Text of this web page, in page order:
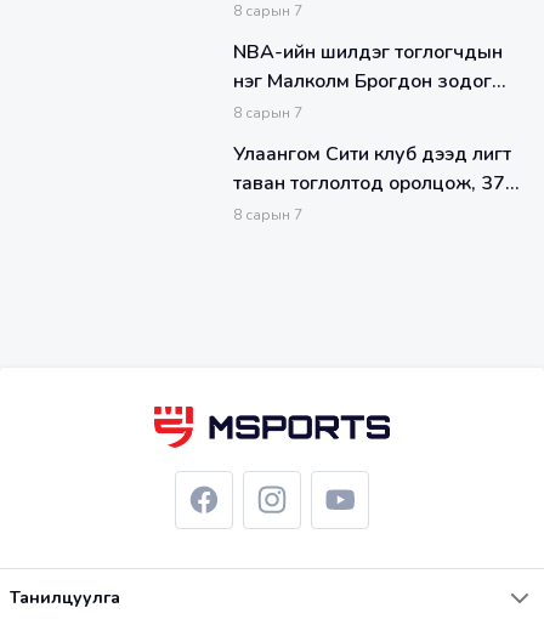
8 сарын 7
NBA-ийн шилдэг тоглогчдын
нэг Малколм Брогдон зодог
тайллаа
8 сарын 7
Улаангом Сити клуб дээд лигт
таван тоглолтод оролцож, 37
гоол хаалгандаа алдаад байна
8 сарын 7
Танилцуулга